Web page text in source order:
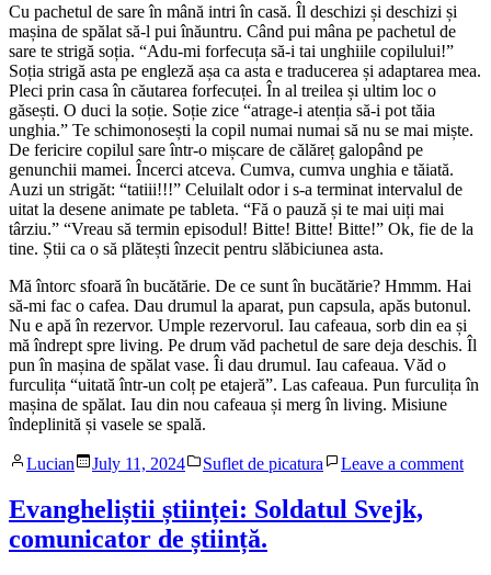
Cu pachetul de sare în mână intri în casă. Îl deschizi și deschizi și
mașina de spălat să-l pui înăuntru. Când pui mâna pe pachetul de
sare te strigă soția. “Adu-mi forfecuța să-i tai unghiile copilului!”
Soția strigă asta pe engleză așa ca asta e traducerea și adaptarea mea.
Pleci prin casa în căutarea forfecuței. În al treilea și ultim loc o
găsești. O duci la soție. Soție zice “atrage-i atenția să-i pot tăia
unghia.” Te schimonosești la copil numai numai să nu se mai miște.
De fericire copilul sare într-o mișcare de călăreț galopând pe
genunchii mamei. Încerci atceva. Cumva, cumva unghia e tăiată.
Auzi un strigăt: “tatiii!!!” Celuilalt odor i s-a terminat intervalul de
uitat la desene animate pe tableta. “Fă o pauză și te mai uiți mai
târziu.” “Vreau să termin episodul! Bitte! Bitte! Bitte!” Ok, fie de la
tine. Știi ca o să plătești înzecit pentru slăbiciunea asta.
Mă întorc sfoară în bucătărie. De ce sunt în bucătărie? Hmmm. Hai
să-mi fac o cafea. Dau drumul la aparat, pun capsula, apăs butonul.
Nu e apă în rezervor. Umple rezervorul. Iau cafeaua, sorb din ea și
mă îndrept spre living. Pe drum văd pachetul de sare deja deschis. Îl
pun în mașina de spălat vase. Îi dau drumul. Iau cafeaua. Văd o
furculița “uitată într-un colț pe etajeră”. Las cafeaua. Pun furculița în
mașina de spălat. Iau din nou cafeaua și merg în living. Misiune
îndeplinită și vasele se spală.
Posted
Lucian July 11, 2024
Posted
Suflet de picatura Leave a commenton
Evangheliștii științei: Soldatul Svejk,
comunicator de știință.